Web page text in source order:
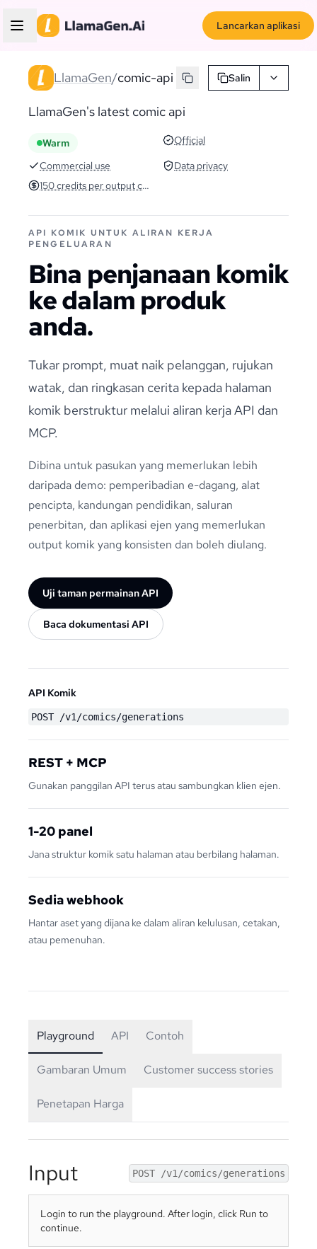
Lancarkan aplikasi
LlamaGen/comic-api Salin
LlamaGen's latest comic api
Warm
Official
Commercial use
Data privacy
150 credits per output comic
API KOMIK UNTUK ALIRAN KERJA
PENGELUARAN
Bina penjanaan komik
ke dalam produk
anda.
Tukar prompt, muat naik pelanggan, rujukan
watak, dan ringkasan cerita kepada halaman
komik berstruktur melalui aliran kerja API dan
MCP.
Dibina untuk pasukan yang memerlukan lebih
daripada demo: pemperibadian e-dagang, alat
pencipta, kandungan pendidikan, saluran
penerbitan, dan aplikasi ejen yang memerlukan
output komik yang konsisten dan boleh diulang.
Uji taman permainan API
Baca dokumentasi API
API Komik
POST /v1/comics/generations
REST + MCP
Gunakan panggilan API terus atau sambungkan klien ejen.
1-20 panel
Jana struktur komik satu halaman atau berbilang halaman.
Sedia webhook
Hantar aset yang dijana ke dalam aliran kelulusan, cetakan,
atau pemenuhan.
Playground API Contoh
Gambaran Umum Customer success stories
Penetapan Harga
Input POST /v1/comics/generations
Login to run the playground. After login, click Run to
continue.